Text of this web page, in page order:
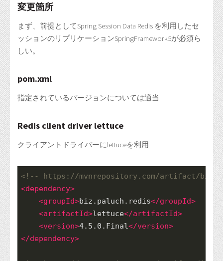
変更箇所
まず、前提としてSpring Session Data Redis を利用したセ
ッションのリプリケーションSpringFramework5が必須ら
しい。
pom.xml
指定されているバージョンについては適当
Redis client driver lettuce
クライアントドライバーにlettuceを利用
<!-- https://mvnrepository.com/artifact/
<dependency>
<groupId>biz.paluch.redis</groupId>
<artifactId>lettuce</artifactId>
<version>4.5.0.Final</version>
</dependency>